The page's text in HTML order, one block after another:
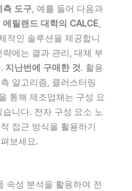
측 도구, 예를 들어 다음과
메릴랜드 대학의 CALCE,
적인 솔루션을 제공합니
에는 결과 관리, 대체 부
지난번에 구매한 것. 활용
알고리즘, 클러스터링
통해 제조업체는 구성 요
니다. 전자 구성 요소 노
접근 방식을 활용하기
보세요.
속성 분석을 활용하여 전